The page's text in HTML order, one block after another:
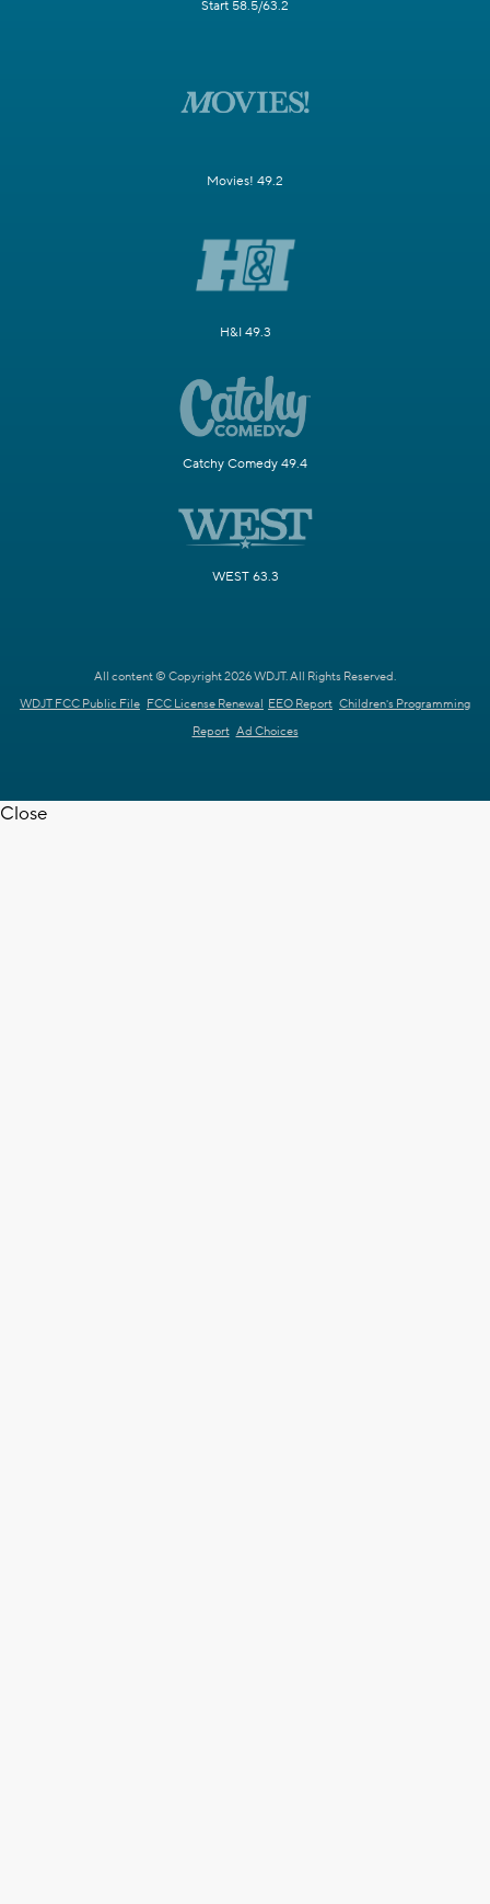
Start 58.5/63.2
Movies! 49.2
H&I 49.3
Catchy Comedy 49.4
WEST 63.3
All content © Copyright 2026 WDJT. All Rights Reserved.
WDJT FCC Public File FCC License Renewal EEO Report Children's Programming
Report Ad Choices
Close